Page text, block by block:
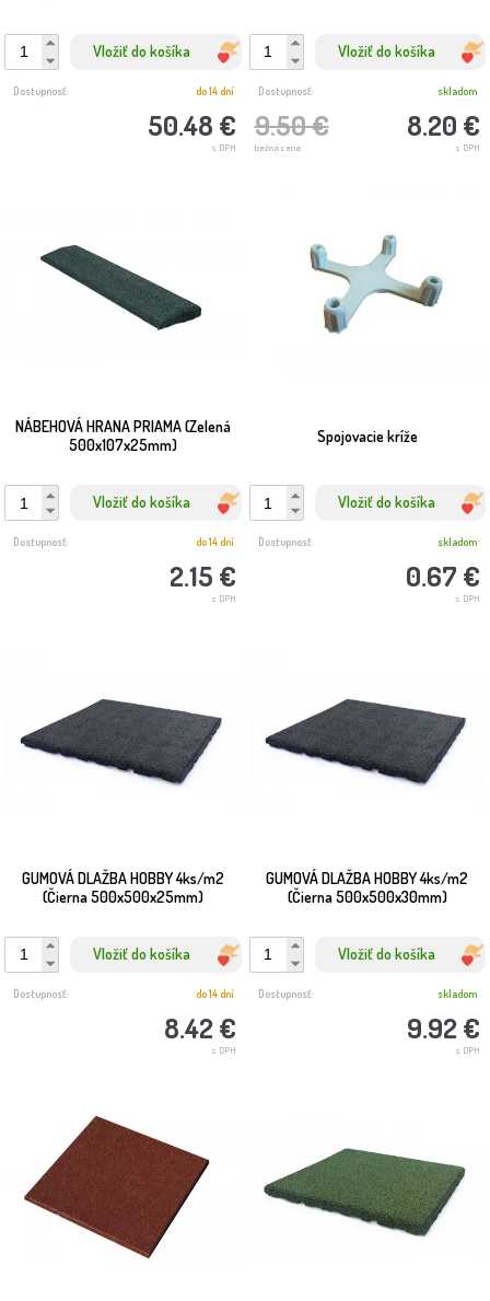
Vložiť do košíka
50.48 €
s DPH
Dostupnosť: do 14 dní
Vložiť do košíka
9.50 €
bežná cena
8.20 €
s DPH
Dostupnosť: skladom
NÁBEHOVÁ HRANA PRIAMA (Zelená
500x107x25mm)
Vložiť do košíka
2.15 €
s DPH
Dostupnosť: do 14 dní
Spojovacie kríže
Vložiť do košíka
0.67 €
s DPH
Dostupnosť: skladom
GUMOVÁ DLAŽBA HOBBY 4ks/m2
(Čierna 500x500x25mm)
Vložiť do košíka
8.42 €
s DPH
Dostupnosť: do 14 dní
GUMOVÁ DLAŽBA HOBBY 4ks/m2
(Čierna 500x500x30mm)
Vložiť do košíka
9.92 €
s DPH
Dostupnosť: skladom